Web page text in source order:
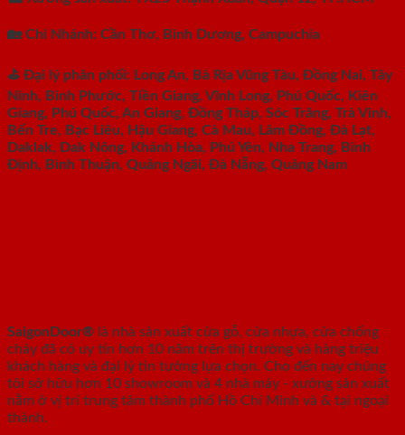
🏡 Chi Nhánh: Cần Thơ, Bình Dương, Campuchia
⛳️ Đại lý phân phối: Long An, Bà Rịa Vũng Tàu, Đồng Nai, Tây
Ninh, Bình Phước, Tiền Giang, Vĩnh Long, Phú Quốc, Kiên
Giang, Phú Quốc, An Giang, Đồng Tháp, Sóc Trăng, Trà Vinh,
Bến Tre, Bạc Liêu, Hậu Giang, Cà Mau, Lâm Đồng, Đà Lạt,
Daklak, Dak Nông, Khánh Hòa, Phú Yên, Nha Trang, Bình
Định, Bình Thuận, Quảng Ngãi, Đà Nẵng, Quảng Nam
SaigonDoor® là nhà sản xuất cửa gỗ, cửa nhựa, cửa chống
cháy đã có uy tín hơn 10 năm trên thị trường và hàng triệu
khách hàng và đại lý tin tưởng lựa chọn. Cho đến nay chúng
tôi sở hữu hơn 10 showroom và 4 nhà máy - xưởng sản xuất
nằm ở vị trí trung tâm thành phố Hồ Chí Minh và & tại ngoại
thành.